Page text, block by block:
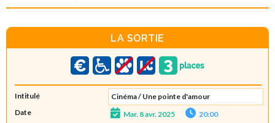
LA SORTIE
Intitulé
Cinéma / Une pointe d'amour
Date
Mar. 8 avr. 2025
20:00